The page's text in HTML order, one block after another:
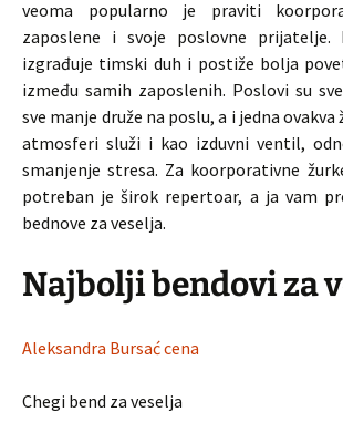
veoma popularno je praviti
zaposlene i svoje poslovne
izgrađuje timski duh i postiže bolja
između samih zaposlenih. Poslovi su
sve manje druže na poslu, a i jedna
atmosferi služi i kao izduvni ventil,
smanjenje stresa. Za koorporativne
potreban je širok repertoar, a ja vam
bednove za veselja.
Najbolji bendovi za
Aleksandra Bursać cena
Chegi bend za veselja